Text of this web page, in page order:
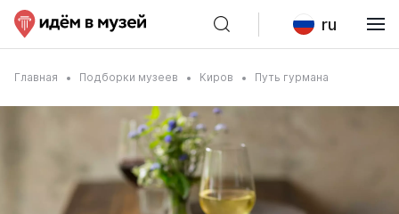
ru
Главная Подборки музеев Киров Путь гурмана